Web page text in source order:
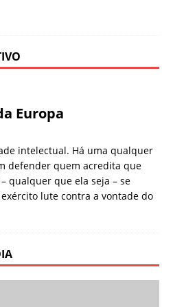
Europa
intelectual. Há uma qualquer
defender quem acredita que
qualquer que ela seja – se
lute contra a vontade do